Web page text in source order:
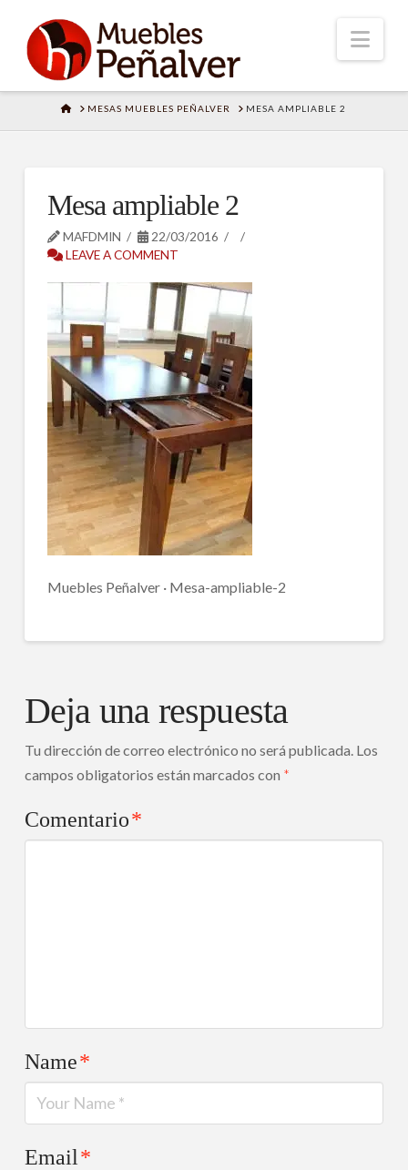
HOMEMESAS MUEBLES PEÑALVER MESA AMPLIABLE 2
Mesa ampliable 2
MAFDMIN
22/03/2016
LEAVE A COMMENT
Muebles Peñalver · Mesa-ampliable-2
Deja una respuesta
Tu dirección de correo electrónico no será publicada. Los
campos obligatorios están marcados con *
Comentario*
Name*
Email*